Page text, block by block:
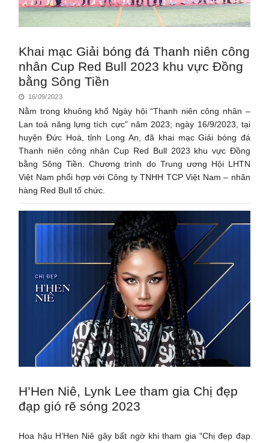
Khai mạc Giải bóng đá Thanh niên công
nhân Cup Red Bull 2023 khu vực Đồng
bằng Sông Tiền
16/09/2023
Nằm trong khuông khổ Ngày hội “Thanh niên công nhân –
Lan toả năng lựng tích cực” năm 2023; ngày 16/9/2023, tại
huyện Đức Hoà, tỉnh Long An, đã khai mạc Giải bóng đá
Thanh niên công nhân Cup Red Bull 2023 khu vực Đồng
bằng Sông Tiền. Chương trình do Trung ương Hội LHTN
Việt Nam phối hợp với Công ty TNHH TCP Việt Nam – nhãn
hàng Red Bull tổ chức.
H’Hen Niê, Lynk Lee tham gia Chị đẹp
đạp gió rẽ sóng 2023
Hoa hậu H’Hen Niê gây bất ngờ khi tham gia "Chị đẹp đạp